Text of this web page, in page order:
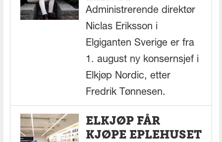
Administrerende direktør
Niclas Eriksson i
Elgiganten Sverige er fra
1. august ny konsernsjef i
Elkjøp Nordic, etter
Fredrik Tønnesen.
ELKJØP FÅR
KJØPE EPLEHUSET